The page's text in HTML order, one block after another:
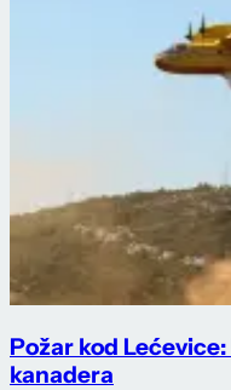
Požar kod
kanadera